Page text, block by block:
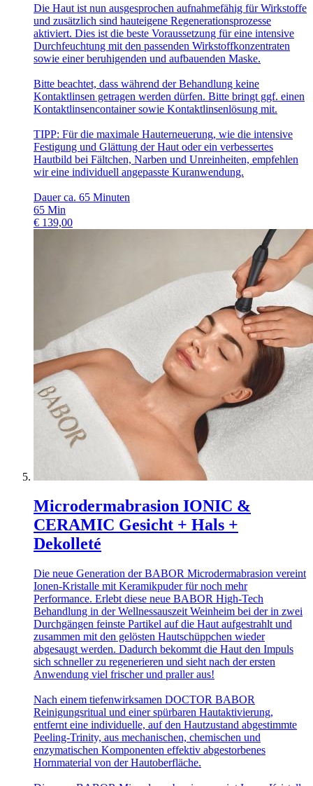
Die Haut ist nun ausgesprochen aufnahmefähig für Wirkstoffe
und zusätzlich sind hauteigene Regenerationsprozesse
aktiviert. Dies ist die beste Voraussetzung für eine intensive
Durchfeuchtung mit den passenden Wirkstoffkonzentraten
sowie einer beruhigenden und aufbauenden Maske.
Bitte beachtet, dass während der Behandlung keine
Kontaktlinsen getragen werden dürfen. Bitte bringt ggf. einen
Kontaktlinsencontainer sowie Kontaktlinsenlösung mit.
TIPP: Für die maximale Hauterneuerung, wie die intensive
Festigung und Glättung der Haut oder ein verbessertes
Hautbild bei Fältchen, Narben und Unreinheiten, empfehlen
wir eine individuell angepasste Kuranwendung.
Dauer ca. 65 Minuten
65 Min
€ 139,00
Microdermabrasion IONIC &
CERAMIC Gesicht + Hals +
Dekolleté
Die neue Generation der BABOR Microdermabrasion vereint
Ionen-Kristalle mit Keramikpuder für noch mehr
Performance. Erlebt diese neue BABOR High-Tech
Behandlung in der Wellnessauszeit Weinheim bei der in zwei
Durchgängen feinste Partikel auf die Haut aufgestrahlt und
zusammen mit den gelösten Hautschüppchen wieder
abgesaugt werden. Dadurch bekommt die Haut den Impuls
sich schneller zu regenerieren und sieht nach der ersten
Anwendung viel frischer und praller aus!
Nach einem tiefenwirksamen DOCTOR BABOR
Reinigungsritual und einer spürbaren Hautaktivierung,
entfernt eine individuelle, auf den Hautzustand abgestimmte
Peeling-Trinity, aus mechanischen, chemischen und
enzymatischen Komponenten effektiv abgestorbenes
Hornmaterial von der Hautoberfläche.